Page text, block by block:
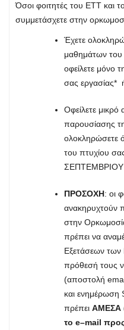
Όσοι φοιτητές του ΕΤΤ και
συμμετάσχετε στην
Έχετε
μαθημάτων
οφείλετε μόνο
σας εργασίας*
Οφείλετε
παρουσίασης
ολοκληρώσετε
του πτυχίου
ΣΕΠΤΕΜΒΡΙΟΥ
ΠΡΟΣΟΧΗ: οι
ανακηρυχτούν
στην
πρέπει να
Εξετάσεων
πρόθεσή τους
(αποστολή
και ενημέρωση
πρέπει ΑΜΕΣΑ
το e–mail